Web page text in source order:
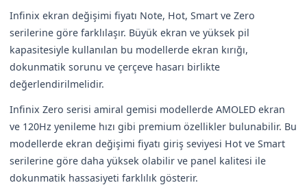
Infinix ekran değişimi fiyatı Note, Hot, Smart ve Zero
serilerine göre farklılaşır. Büyük ekran ve yüksek pil
kapasitesiyle kullanılan bu modellerde ekran kırığı,
dokunmatik sorunu ve çerçeve hasarı birlikte
değerlendirilmelidir.
Infinix Zero serisi amiral gemisi modellerde AMOLED ekran
ve 120Hz yenileme hızı gibi premium özellikler bulunabilir. Bu
modellerde ekran değişimi fiyatı giriş seviyesi Hot ve Smart
serilerine göre daha yüksek olabilir ve panel kalitesi ile
dokunmatik hassasiyeti farklılık gösterir.